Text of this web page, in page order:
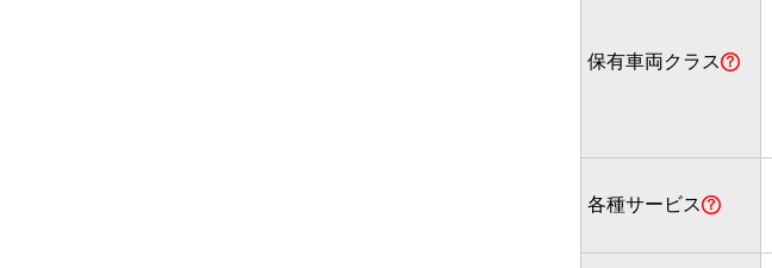
保有車両クラス
各種サービス